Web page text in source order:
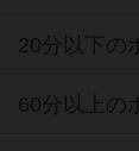
20分以下の
60分以上の